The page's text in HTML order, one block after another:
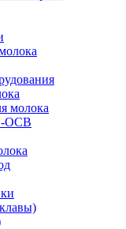
молока
ОСВ